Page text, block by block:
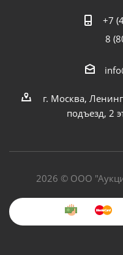
+7
8
г. Москва,
подъезд, 2
2026 © ООО